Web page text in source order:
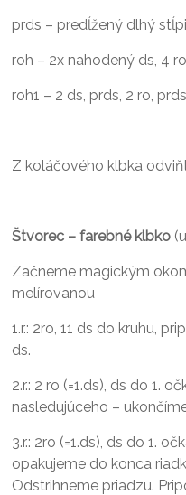
prds – predĺžený dlhý
roh – 2x nahodený ds, 4
roh1 – 2 ds, prds, 2 ro,
Z koláčového klbka
Štvorec – farebné klbko
Začneme magickým
melírovanou
1.r.: 2ro, 11 ds do kruhu,
ds.
2.r.: 2 ro (=1.ds), ds do 1.
nasledujúceho –
3.r.: 2ro (=1.ds), ds do 1.
opakujeme do konca
Odstrihneme priadzu.